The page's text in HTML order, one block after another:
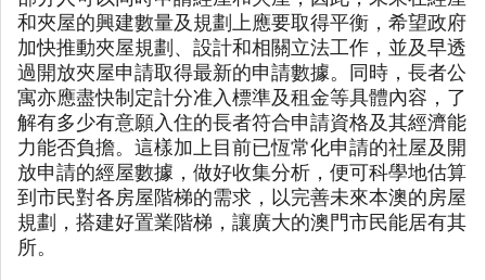
和夾屋的興建數量及規劃上應要取得平衡，希望政府
加快推動夾屋規劃、設計和相關立法工作，並及早透
過開放夾屋申請取得最新的申請數據。同時，長者公
寓亦應盡快制定計分准入標準及租金等具體內容，了
解有多少有意願入住的長者符合申請資格及其經濟能
力能否負擔。這樣加上目前已恆常化申請的社屋及開
放申請的經屋數據，做好收集分析，便可科學地估算
到市民對各房屋階梯的需求，以完善未來本澳的房屋
規劃，搭建好置業階梯，讓廣大的澳門市民能居有其
所。